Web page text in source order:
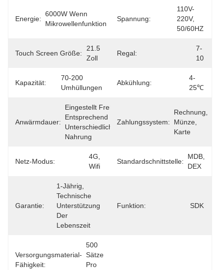
Energie:
6000W Wenn
Mikrowellenfunktion
Spannung:
110V-
220V,
50/60HZ
Touch Screen Größe:
21.5
Zoll
Regal:
7-
10
Kapazität:
70-200
Umhüllungen
Abkühlung:
4-
25℃
Anwärmdauer:
Eingestellt Frei
Entsprechend
Unterschiedlicher
Nahrung
Zahlungssystem:
Rechnung,
Münze,
Karte
Netz-Modus:
4G,
Wifi
Standardschnittstelle:
MDB,
DEX
Garantie:
1-Jährig,
Technische
Unterstützung
Der
Lebenszeit
Funktion: SDK
Versorgungsmaterial-
Fähigkeit:
500
Sätze
Pro